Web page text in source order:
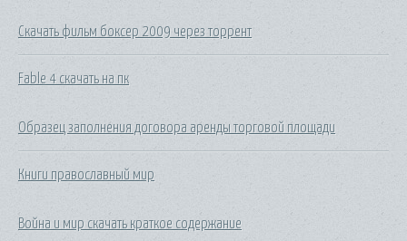
Скачать фильм боксер 2009 через торрент
Fable 4 скачать на пк
Образец заполнения договора аренды торговой площади
Книги православный мир
Война и мир скачать краткое содержание